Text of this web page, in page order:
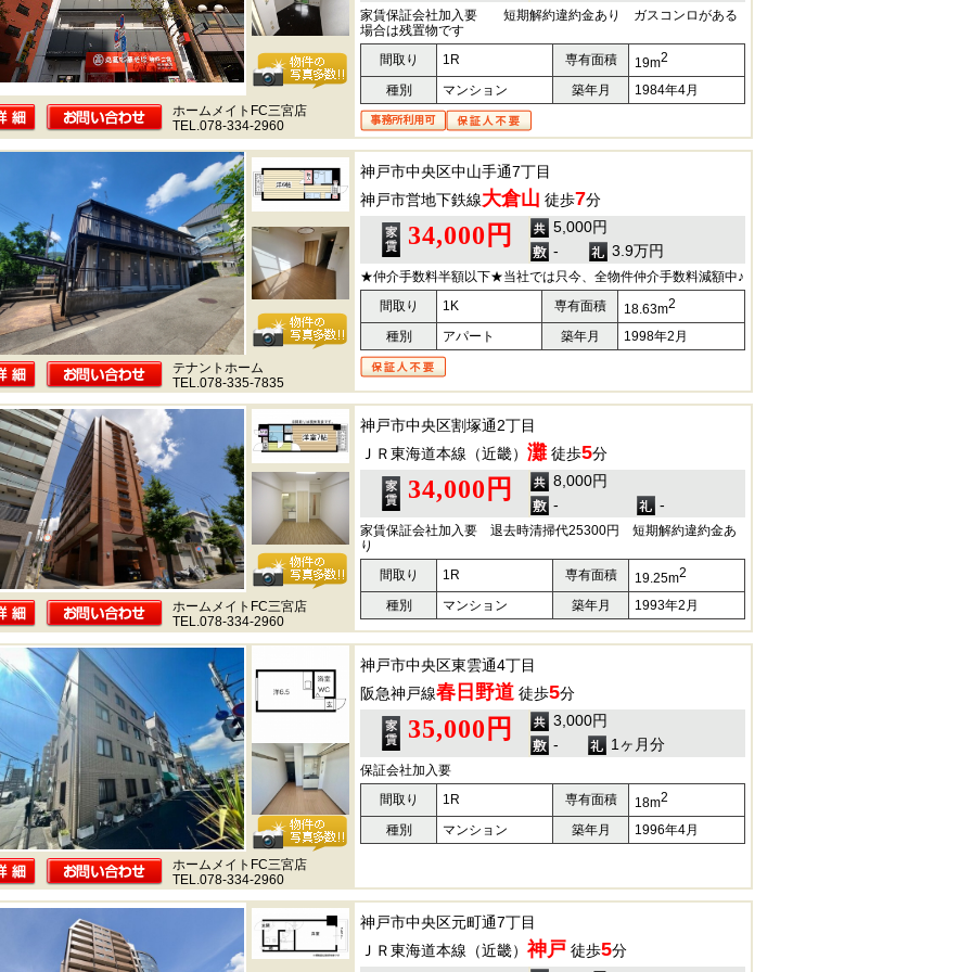
家賃保証会社加入要 短期解約違約金あり ガスコンロがある
場合は残置物です
間取り
1R 専有面積 19m2
種別 マンション 築年月
1984年4月
ホームメイトFC三宮店
TEL.078-334-2960
神戸市中央区中山手通7丁目
神戸市営地下鉄線大倉山 徒歩7分
34,000円
5,000円
-
3.9万円
★仲介手数料半額以下★当社では只今、全物件仲介手数料減額中♪
間取り
1K 専有面積 18.63m2
種別 アパート 築年月 1998年2月
テナントホーム
TEL.078-335-7835
神戸市中央区割塚通2丁目
ＪＲ東海道本線（近畿） 灘 徒歩5分
34,000円
8,000円
-
-
家賃保証会社加入要 退去時清掃代25300円 短期解約違約金あ
り
間取り
1R 専有面積 19.25m2
種別 マンション 築年月 1993年2月
ホームメイトFC三宮店
TEL.078-334-2960
神戸市中央区東雲通4丁目
阪急神戸線春日野道 徒歩5分
35,000円
3,000円
-
1ヶ月分
保証会社加入要
間取り
1R 専有面積 18m2
種別 マンション 築年月 1996年4月
ホームメイトFC三宮店
TEL.078-334-2960
神戸市中央区元町通7丁目
ＪＲ東海道本線（近畿） 神戸 徒歩5分